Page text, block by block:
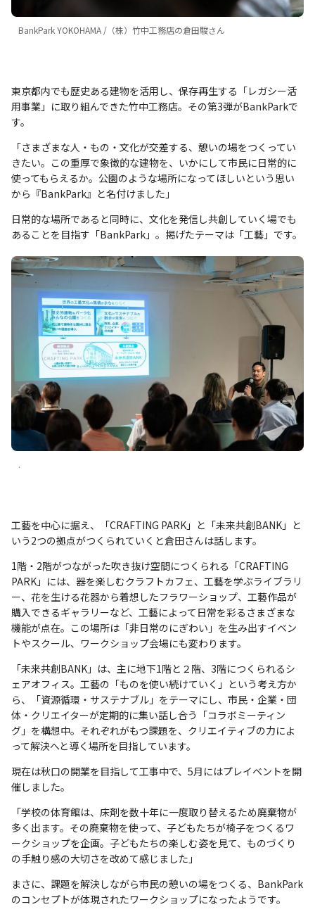
BankPark YOKOHAMA /（株）竹中工務店の倉田駿さん
東京都内でも歴史ある建物を活用し、保存再生する「レガシー活
用事業」に取り組んできた竹中工務店。その第3弾がBankParkで
す。
「さまざまな人・もの・文化が交差する、憩いの場をつくってい
きたい。この重厚で象徴的な建物を、いかにして市民に日常的に
使ってもらえるか。公園のような場所になってほしいという思い
から『BankPark』と名付けました」
日常的な場所であると同時に、文化を発信し共創していく場でも
あることを目指す「BankPark」。掲げたテーマは「工藝」です。
.
工藝を中心に据え、「CRAFTING PARK」と「未来共創BANK」と
いう2つの拠点がつくられていくと倉田さんは話します。
1階・2階がつながった吹き抜け空間につくられる「CRAFTING
PARK」には、器を楽しむクラフトカフェ、工藝を学ぶライブラリ
ー、花を生ける花器から着想したフラワーショップ、工藝作品が
購入できるギャラリーなど、工藝によって日常を彩るさまざまな
機能が点在。この場所は「非日常のにぎわい」を生み出すイベン
トやスクール、ワークショップ会場にも変わります。
「未来共創BANK」は、主に地下1階と２階、3階につくられるシ
ェアオフィス。工藝の「ものを使い続けていく」という考え方か
ら、「資源循環・サステナブル」をテーマにし、市民・企業・団
体・クリエイターが定期的に集い話し合う「コラボミーティン
グ」を構想中。それぞれがもつ課題を、クリエイティブの力によ
って解決へと導く場所を目指しています。
現在は秋口の開業を目指して工事中で、5月にはプレイベントを開
催しました。
「学校の体育館は、床剤を数十年に一度取り替えるため廃棄物が
多く出ます。その廃棄物を使って、子どもたちが椅子をつくるワ
ークショップを企画。子どもたちの楽しむ姿を見て、ものづくり
の手触り感の大切さを改めて感じました」
まさに、課題を解決しながら市民の憩いの場をつくる、BankPark
のコンセプトが体現されたワークショップになったようです。